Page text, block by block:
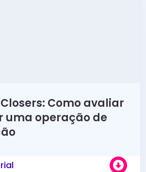
Como avaliar
uma operação de